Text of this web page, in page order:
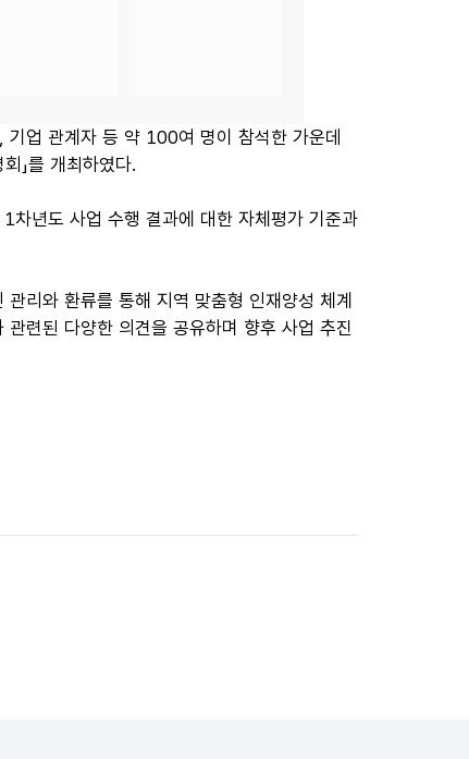
업 관계자 등 약 100여 명이 참석한 가운데
」를 개최하였다.
년도 사업 수행 결과에 대한 자체평가 기준과
리와 환류를 통해 지역 맞춤형 인재양성 체계
련된 다양한 의견을 공유하며 향후 사업 추진